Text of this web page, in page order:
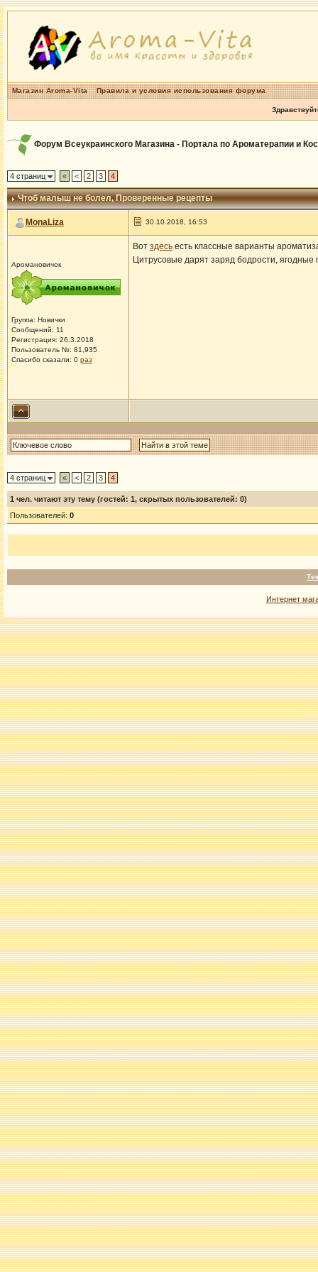
Магазин Aroma-Vita Правила и условия использования форума
Форум Всеукраинского Магазина - Портала по Ароматерапии и
4 страниц « < 2 3 4
Чтоб малыш не болел, Проверенные рецепты
MonaLiza 30.10.2018, 16:53
Аромановичок
Группа: Новички
Сообщений: 11
Регистрация: 26.3.2018
Пользователь №: 81,935
Спасибо сказали: 0 раз
Вот здесьесть классные варианты
Цитрусовые дарят заряд бодрости, ягодные
4 страниц « < 2 3 4
1 чел. читают эту тему (гостей: 1, скрытых пользователей: 0)
Пользователей: 0
Интернет